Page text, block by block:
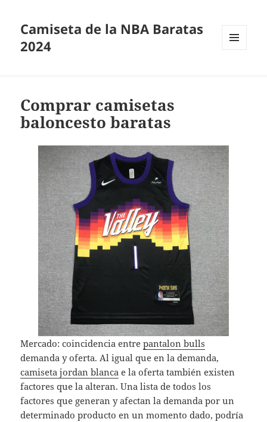
Camiseta de la NBA Baratas
2024
Comprar camisetas
baloncesto baratas
Mercado: coincidencia entrepantalon bulls
demanda y oferta. Al igual que en la demanda,
camiseta jordan blanca e la oferta también existen
factores que la alteran. Una lista de todos los
factores que generan y afectan la demanda por un
determinado producto en un momento dado, podría